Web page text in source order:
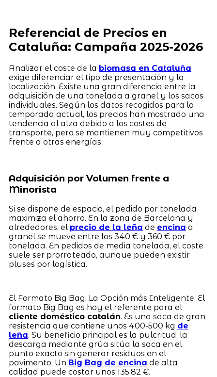
Referencial de Precios en
Cataluña: Campaña 2025-2026
Analizar el coste de la biomasa en Cataluña
exige diferenciar el tipo de presentación y la
localización. Existe una gran diferencia entre la
adquisición de una tonelada a granel y los sacos
individuales. Según los datos recogidos para la
temporada actual, los precios han mostrado una
tendencia al alza debido a los costes de
transporte, pero se mantienen muy competitivos
frente a otras energías.
Adquisición por Volumen frente a
Minorista
Si se dispone de espacio, el pedido por tonelada
maximiza el ahorro. En la zona de Barcelona y
alrededores, el precio de la leña de encina a
granel se mueve entre los 340 € y 360 € por
tonelada. En pedidos de media tonelada, el coste
suele ser prorrateado, aunque pueden existir
pluses por logística.
El Formato Big Bag: La Opción más Inteligente. El
formato Big Bag es hoy el referente para el
cliente doméstico catalán. Es una saca de gran
resistencia que contiene unos 400-500 kg de
leña. Su beneficio principal es la pulcritud: la
descarga mediante grúa sitúa la saca en el
punto exacto sin generar residuos en el
pavimento. Un Big Bag de encina de alta
calidad puede costar unos 135,82 €.